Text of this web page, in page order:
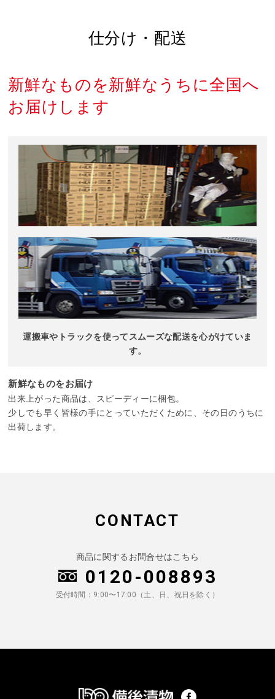
仕分け・配送
新鮮なものを新鮮なうちに全国へ
お届けします
運搬車やトラックを使ってスムーズな配送を心がけていま
す。
新鮮なものをお届け
出来上がった商品は、スピーディーに梱包。
少しでも早く皆様の手にとっていただくために、その日のうちに
出荷します。
CONTACT
商品に関するお問合せはこちら
0120-008893
受付時間：9:00〜17:00（土、日、祝日を除く）